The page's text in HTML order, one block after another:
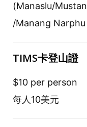
(Manaslu/
/Manang Narphu
TIMS卡登山證
$10 per person
每人10美元